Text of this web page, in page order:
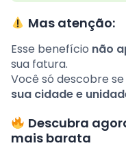
Mas atenção:
Esse benefício não
sua fatura.
Você só descobre
sua cidade e
Descubra
mais barata